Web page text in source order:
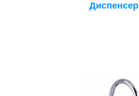
Диспенсер